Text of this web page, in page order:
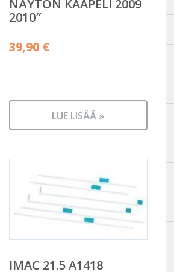
NÄYTÖN KAAPELI 2009
2010″
39,90 €
LUE LISÄÄ »
IMAC 21.5 A1418